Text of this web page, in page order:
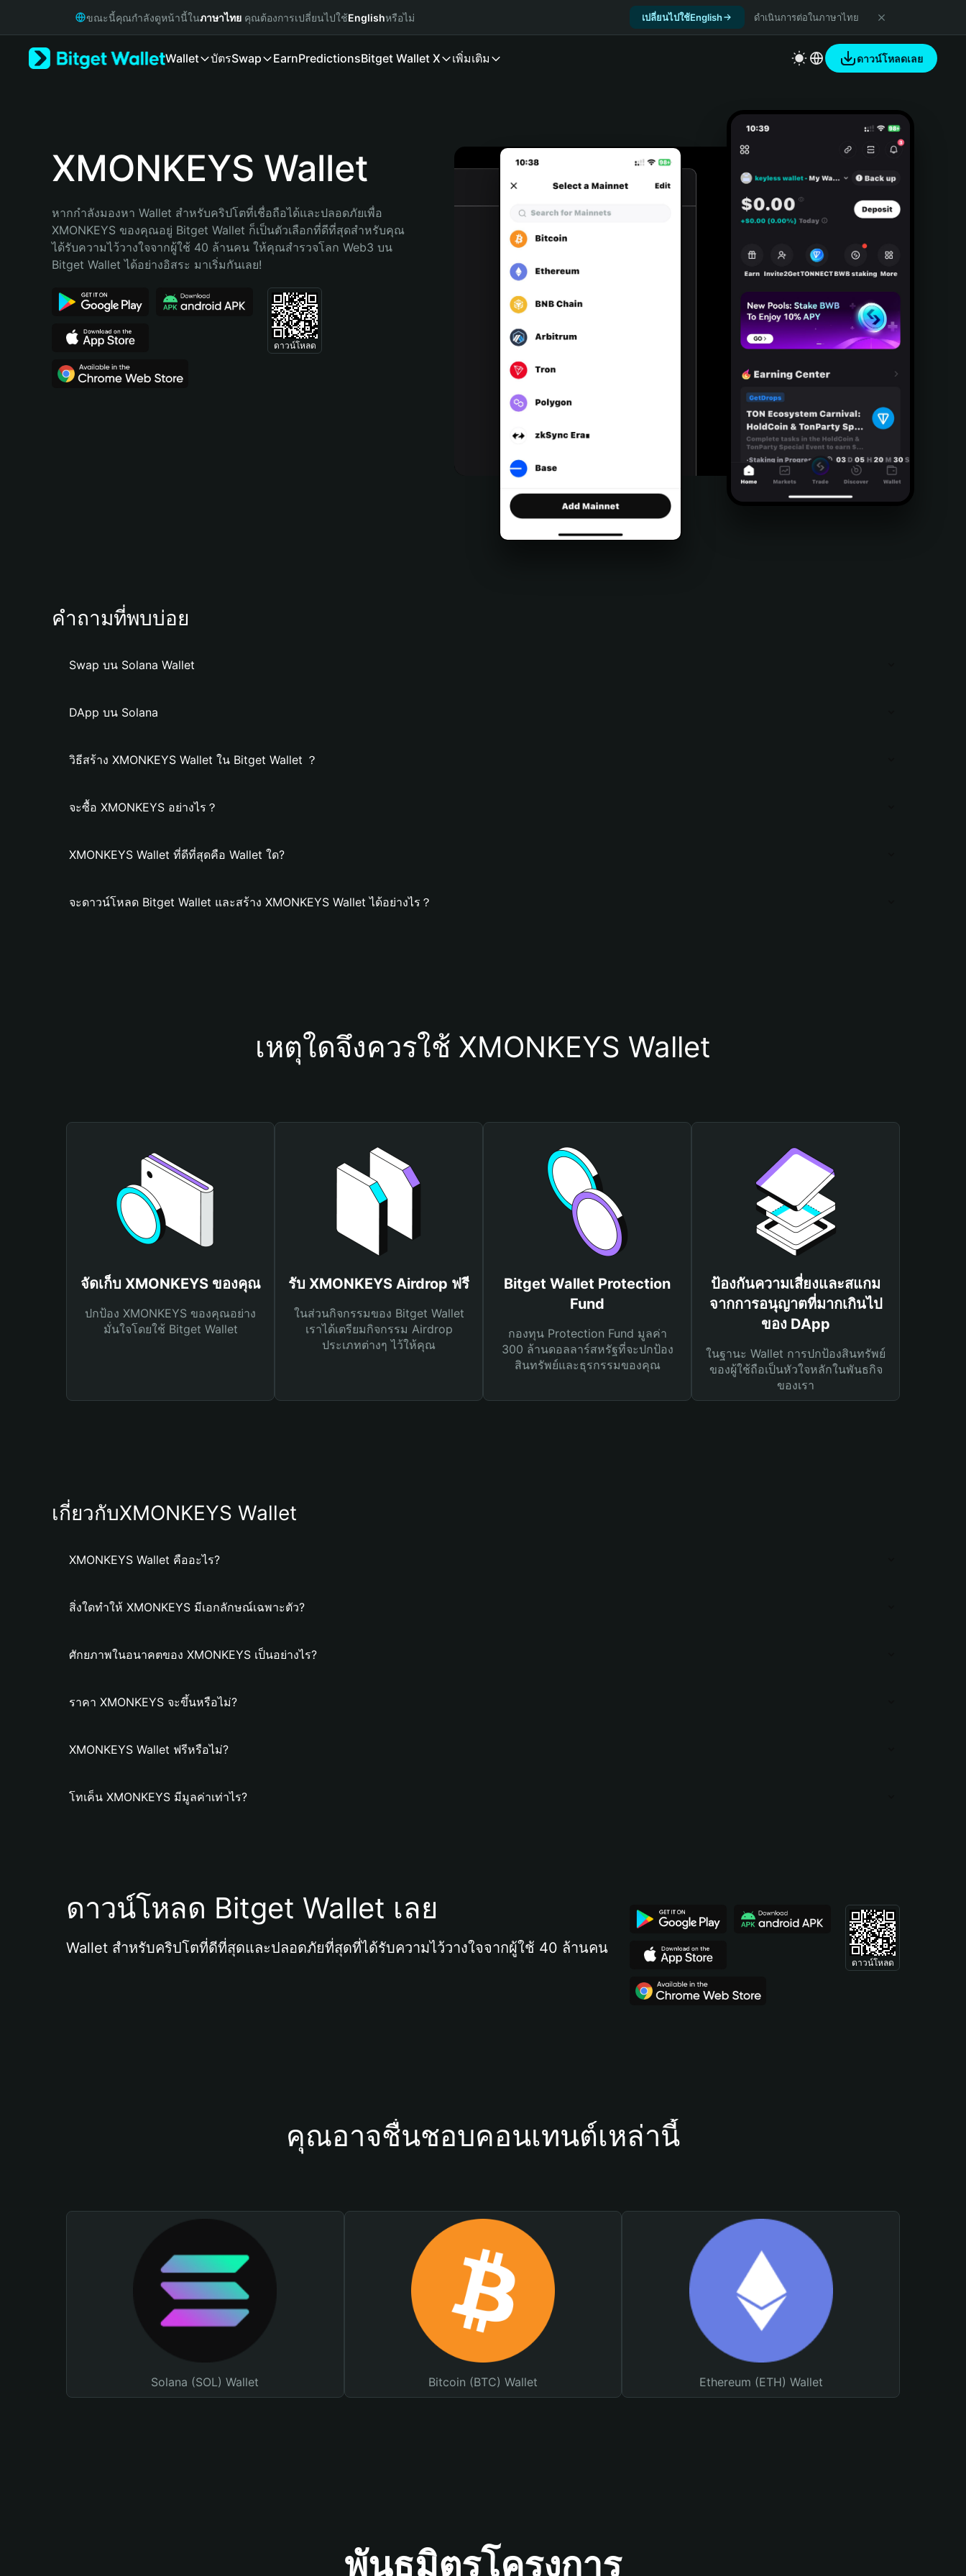
Русский
Bahasa Indonesia
Português (Brasil)
ขณะนี้คุณกำลังดูหน้านี้ในภาษาไทย คุณต้องการเปลี่ยนไปใช้Englishหรือไม่ เปลี่ยนไปใช้English ดำเนินการต่อในภาษาไทย
Wallet บัตรSwap EarnPredictionsBitget Wallet X เพิ่มเติม ดาวน์โหลดเลย
XMONKEYS Wallet
หากกำลังมองหา Wallet สำหรับคริปโตที่เชื่อถือได้และปลอดภัยเพื่อ
XMONKEYS ของคุณอยู่ Bitget Wallet ก็เป็นตัวเลือกที่ดีที่สุดสำหรับคุณ
ได้รับความไว้วางใจจากผู้ใช้ 40 ล้านคน ให้คุณสำรวจโลก Web3 บน
Bitget Wallet ได้อย่างอิสระ มาเริ่มกันเลย!
ดาวน์โหลด
คำถามที่พบบ่อย
Swap บน Solana Wallet
DApp บน Solana
วิธีสร้าง XMONKEYS Wallet ใน Bitget Wallet ？
จะซื้อ XMONKEYS อย่างไร？
XMONKEYS Wallet ที่ดีที่สุดคือ Wallet ใด?
จะดาวน์โหลด Bitget Wallet และสร้าง XMONKEYS Wallet ได้อย่างไร？
เหตุใดจึงควรใช้ XMONKEYS Wallet
จัดเก็บ XMONKEYS ของคุณ
ปกป้อง XMONKEYS ของคุณอย่าง
มั่นใจโดยใช้ Bitget Wallet
รับ XMONKEYS Airdrop ฟรี
ในส่วนกิจกรรมของ Bitget Wallet
เราได้เตรียมกิจกรรม Airdrop
ประเภทต่างๆ ไว้ให้คุณ
Bitget Wallet Protection
Fund
กองทุน Protection Fund มูลค่า
300 ล้านดอลลาร์สหรัฐที่จะปกป้อง
สินทรัพย์และธุรกรรมของคุณ
ป้องกันความเสี่ยงและสแกม
จากการอนุญาตที่มากเกินไป
ของ DApp
ในฐานะ Wallet การปกป้องสินทรัพย์
ของผู้ใช้ถือเป็นหัวใจหลักในพันธกิจ
ของเรา
เกี่ยวกับXMONKEYS Wallet
XMONKEYS Wallet คืออะไร?
สิ่งใดทำให้ XMONKEYS มีเอกลักษณ์เฉพาะตัว?
ศักยภาพในอนาคตของ XMONKEYS เป็นอย่างไร?
ราคา XMONKEYS จะขึ้นหรือไม่?
XMONKEYS Wallet ฟรีหรือไม่?
โทเค็น XMONKEYS มีมูลค่าเท่าไร?
ดาวน์โหลด Bitget Wallet เลย
Wallet สำหรับคริปโตที่ดีที่สุดและปลอดภัยที่สุดที่ได้รับความไว้วางใจจากผู้ใช้ 40 ล้านคน
ดาวน์โหลด
คุณอาจชื่นชอบคอนเทนต์เหล่านี้
Solana (SOL) Wallet Bitcoin (BTC) Wallet Ethereum (ETH) Wallet
พันธมิตรโครงการ